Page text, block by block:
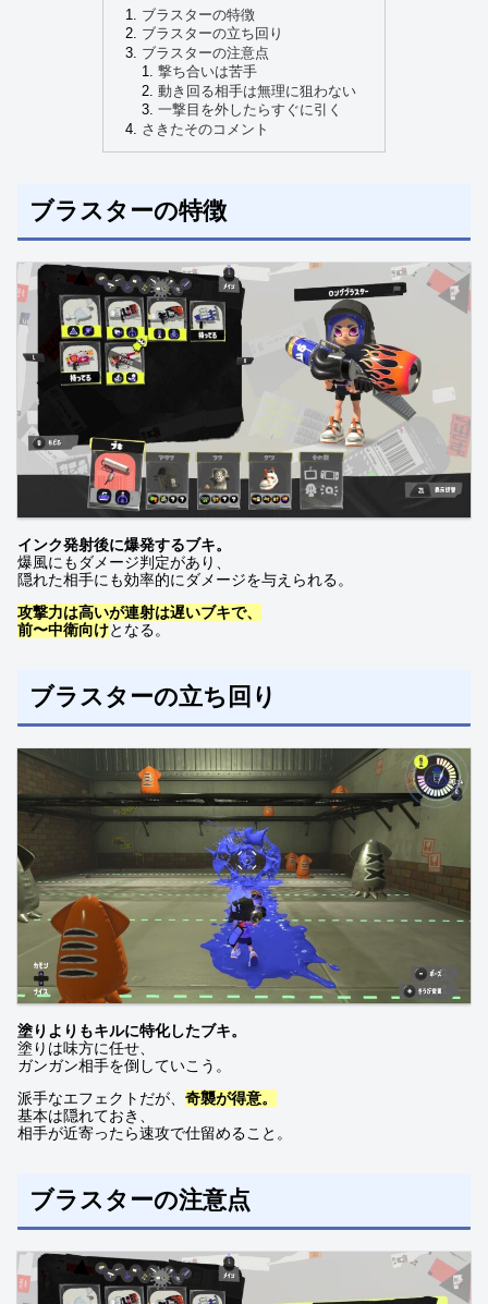
ブラスターの特徴
ブラスターの立ち回り
ブラスターの注意点
撃ち合いは苦手
動き回る相手は無理に狙わない
一撃目を外したらすぐに引く
さきたそのコメント
ブラスターの特徴
インク発射後に爆発するブキ。
爆風にもダメージ判定があり、
隠れた相手にも効率的にダメージを与えられる。
攻撃力は高いが連射は遅いブキで、
前〜中衛向けとなる。
ブラスターの立ち回り
塗りよりもキルに特化したブキ。
塗りは味方に任せ、
ガンガン相手を倒していこう。
派手なエフェクトだが、 奇襲が得意。
基本は隠れておき、
相手が近寄ったら速攻で仕留めること。
ブラスターの注意点